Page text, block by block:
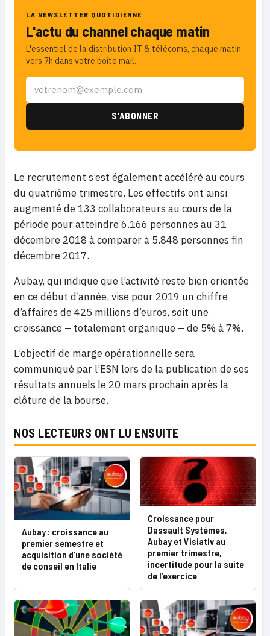
LA NEWSLETTER QUOTIDIENNE
L'actu du channel chaque matin
L'essentiel de la distribution IT & télécoms, chaque matin
vers 7h dans votre boîte mail.
Le recrutement s’est également accéléré au cours
du quatrième trimestre. Les effectifs ont ainsi
augmenté de 133 collaborateurs au cours de la
période pour atteindre 6.166 personnes au 31
décembre 2018 à comparer à 5.848 personnes fin
décembre 2017.
Aubay, qui indique que l’activité reste bien orientée
en ce début d’année, vise pour 2019 un chiffre
d’affaires de 425 millions d’euros, soit une
croissance – totalement organique – de 5% à 7%.
L’objectif de marge opérationnelle sera
communiqué par l’ESN lors de la publication de ses
résultats annuels le 20 mars prochain après la
clôture de la bourse.
NOS LECTEURS ONT LU ENSUITE
Aubay : croissance au
premier semestre et
acquisition d’une société
de conseil en Italie
Croissance pour
Dassault Systèmes,
Aubay et Visiativ au
premier trimestre,
incertitude pour la suite
de l’exercice